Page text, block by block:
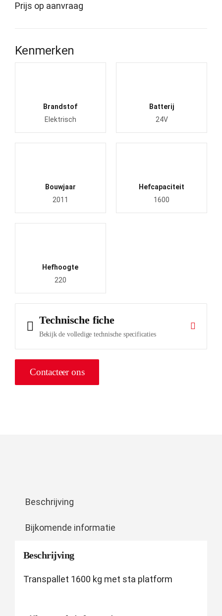
Prijs op aanvraag
Kenmerken
Brandstof
Elektrisch
Batterij
24V
Bouwjaar
2011
Hefcapaciteit
1600
Hefhoogte
220
Contacteer ons
Beschrijving
Bijkomende informatie
Beschrijving
Transpallet 1600 kg met sta platform